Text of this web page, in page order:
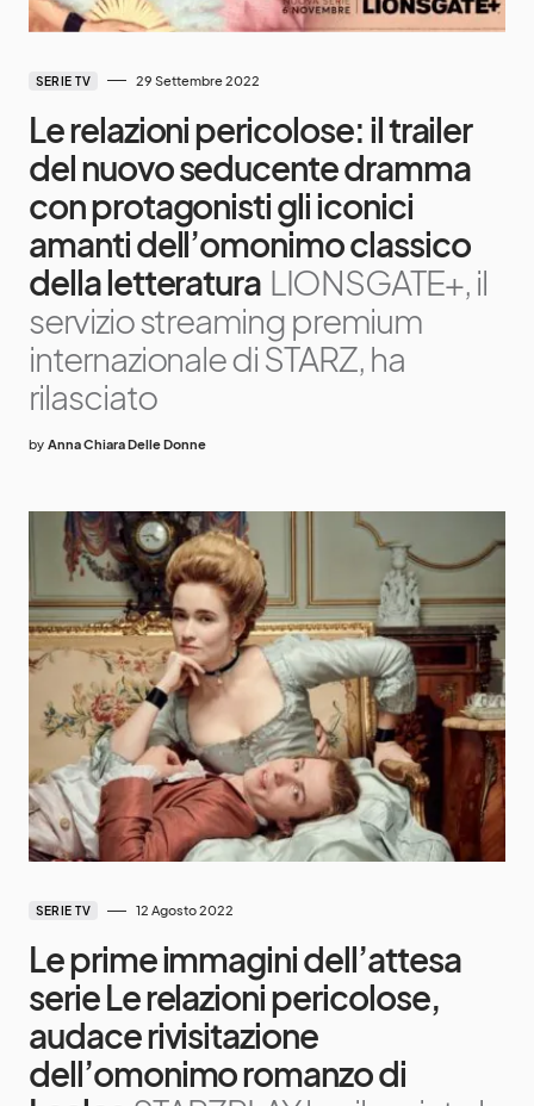
SERIE TV 29 Settembre 2022
Le relazioni pericolose: il trailer
del nuovo seducente dramma
con protagonisti gli iconici
amanti dell’omonimo classico
della letteratura LIONSGATE+, il
servizio streaming premium
internazionale di STARZ, ha
rilasciato
by Anna Chiara Delle Donne
SERIE TV 12 Agosto 2022
Le prime immagini dell’attesa
serie Le relazioni pericolose,
audace rivisitazione
dell’omonimo romanzo di